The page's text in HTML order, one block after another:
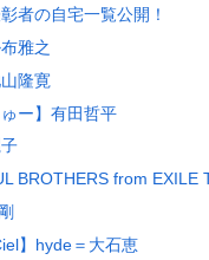
者の自宅一覧公開！
雅之
隆寛
ゅー】有田哲平
BROTHERS from EXILE
】hyde＝大石恵